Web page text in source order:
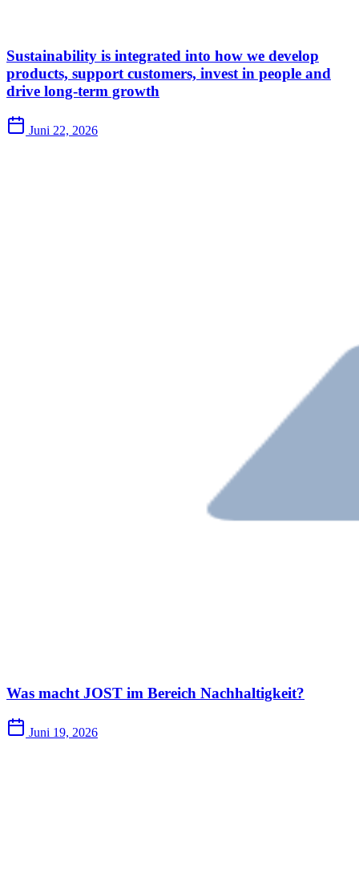
Sustainability is integrated into how we develop
products, support customers, invest in people and
drive long-term growth
Juni 22, 2026
Was macht JOST im Bereich Nachhaltigkeit?
Juni 19, 2026